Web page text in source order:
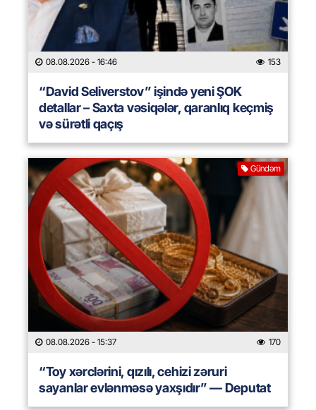
08.08.2026 - 16:46 153
“David Seliverstov” işində yeni ŞOK
detallar – Saxta vəsiqələr, qaranlıq keçmiş
və sürətli qaçış
Gündəm
08.08.2026 - 15:37 170
“Toy xərclərini, qızılı, cehizi zəruri
sayanlar evlənməsə yaxşıdır” — Deputat